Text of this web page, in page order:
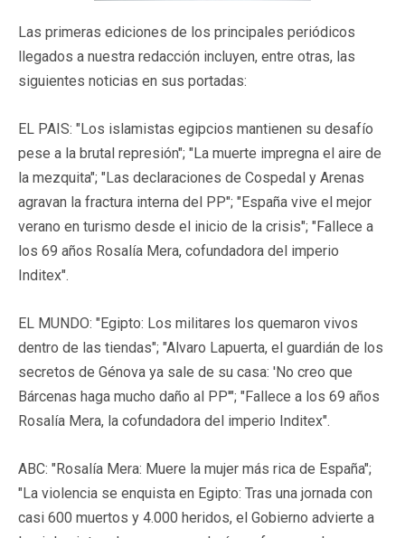
Las primeras ediciones de los principales periódicos
llegados a nuestra redacción incluyen, entre otras, las
siguientes noticias en sus portadas:
EL PAIS: "Los islamistas egipcios mantienen su desafío
pese a la brutal represión"; "La muerte impregna el aire de
la mezquita"; "Las declaraciones de Cospedal y Arenas
agravan la fractura interna del PP"; "España vive el mejor
verano en turismo desde el inicio de la crisis"; "Fallece a
los 69 años Rosalía Mera, cofundadora del imperio
Inditex".
EL MUNDO: "Egipto: Los militares los quemaron vivos
dentro de las tiendas"; "Alvaro Lapuerta, el guardián de los
secretos de Génova ya sale de su casa: 'No creo que
Bárcenas haga mucho daño al PP'"; "Fallece a los 69 años
Rosalía Mera, la cofundadora del imperio Inditex".
ABC: "Rosalía Mera: Muere la mujer más rica de España";
"La violencia se enquista en Egipto: Tras una jornada con
casi 600 muertos y 4.000 heridos, el Gobierno advierte a